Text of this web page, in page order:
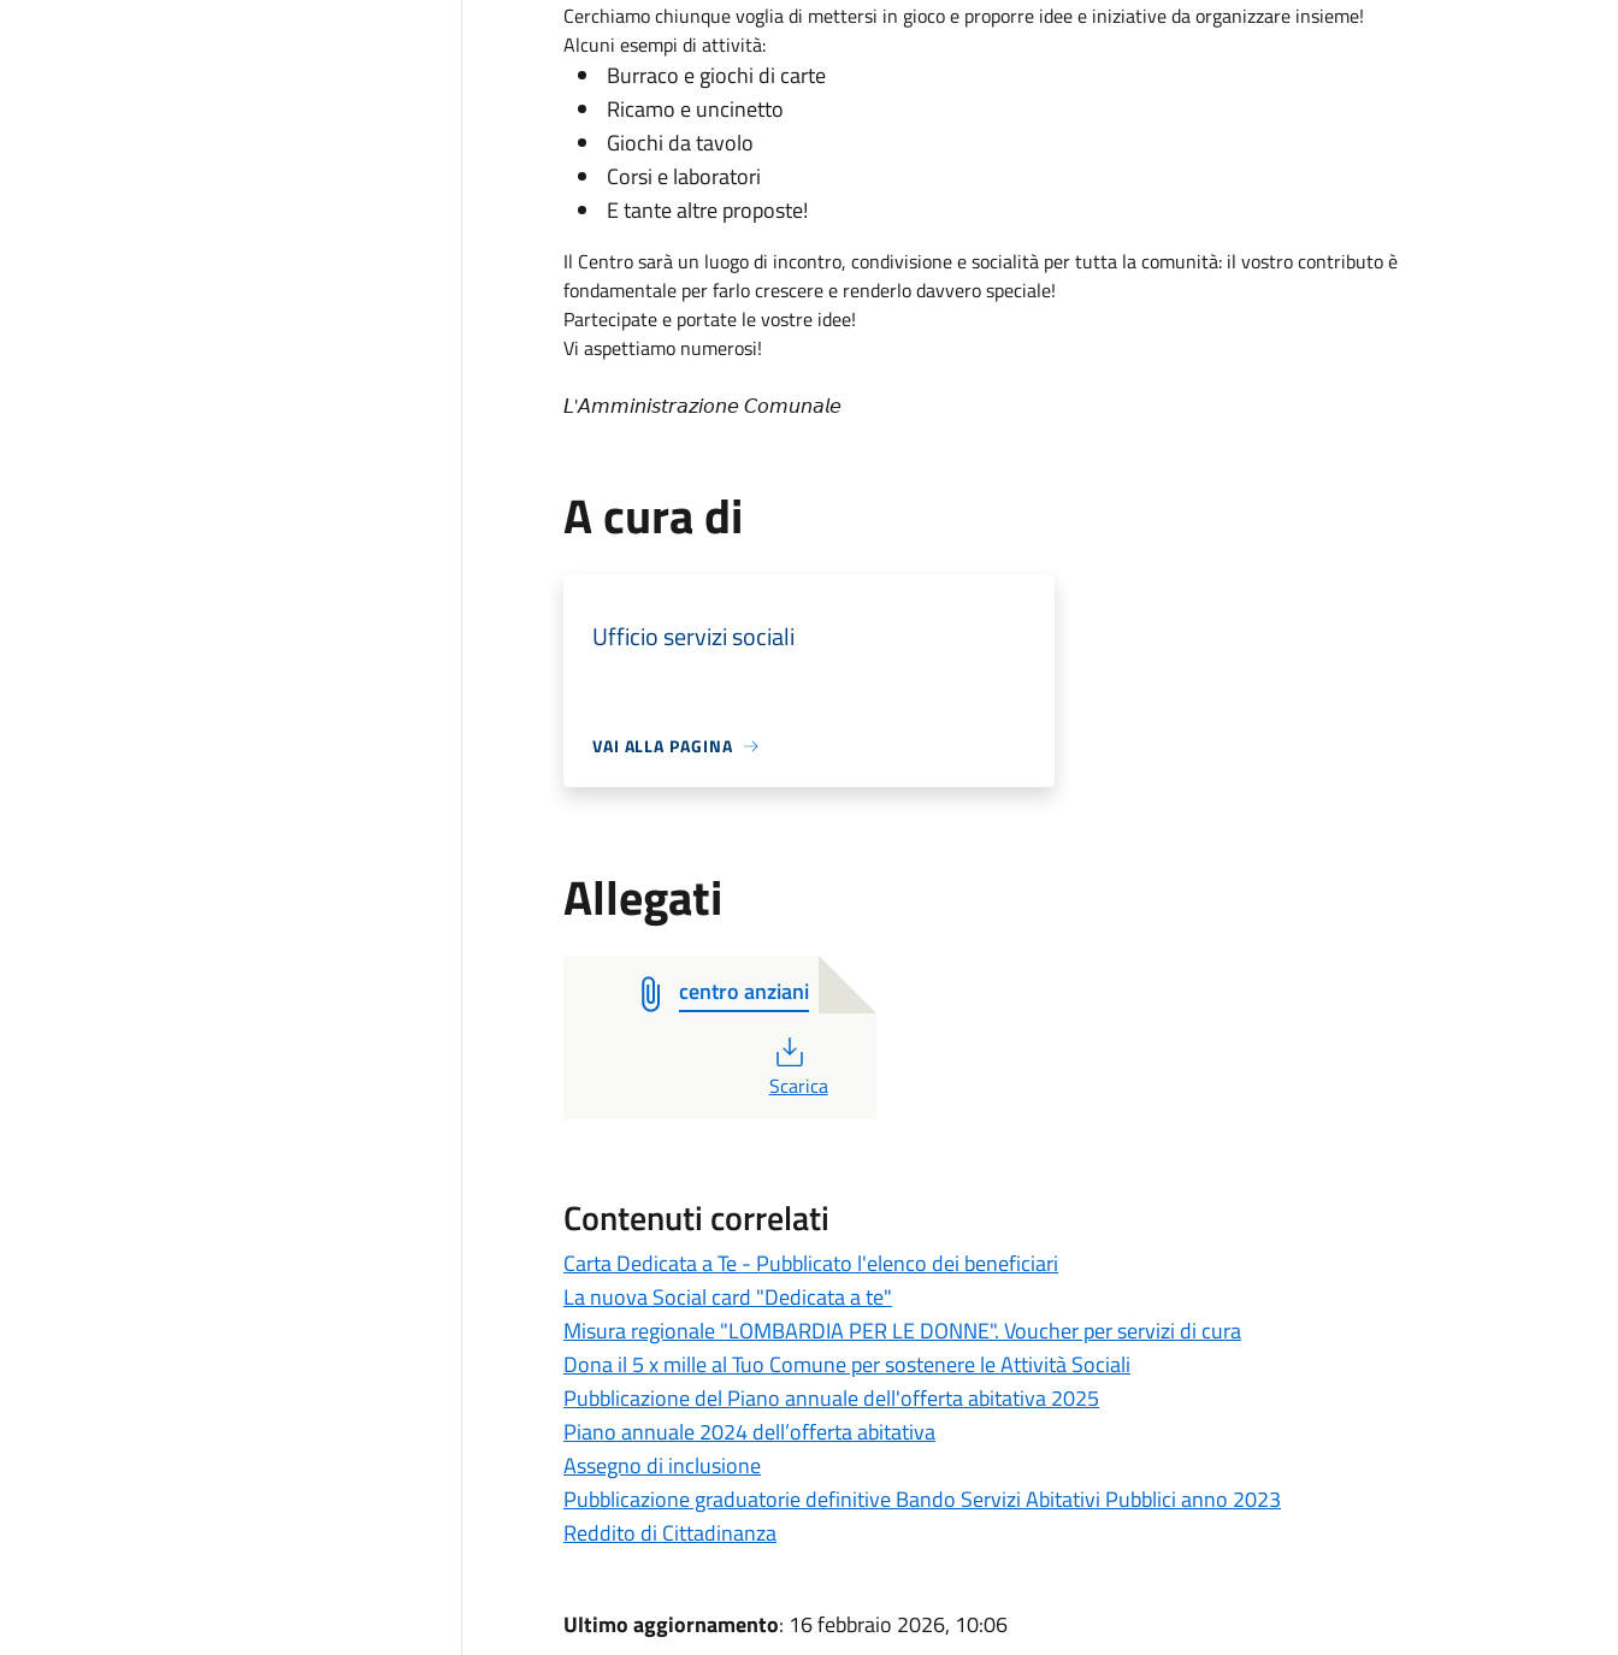
Cerchiamo chiunque voglia di mettersi in gioco e proporre idee e iniziative da organizzare insieme!
Alcuni esempi di attività:
Burraco e giochi di carte
Ricamo e uncinetto
Giochi da tavolo
Corsi e laboratori
E tante altre proposte!
Il Centro sarà un luogo di incontro, condivisione e socialità per tutta la comunità: il vostro contributo è
fondamentale per farlo crescere e renderlo davvero speciale!
Partecipate e portate le vostre idee!
Vi aspettiamo numerosi!
𝘓'𝘈𝘮𝘮𝘪𝘯𝘪𝘴𝘵𝘳𝘢𝘻𝘪𝘰𝘯𝘦 𝘊𝘰𝘮𝘶𝘯𝘢𝘭𝘦
A cura di
Ufficio servizi sociali
VAI ALLA PAGINA
Allegati
centro anziani
PDF
Scarica
Contenuti correlati
Carta Dedicata a Te - Pubblicato l'elenco dei beneficiari
La nuova Social card "Dedicata a te"
Misura regionale "LOMBARDIA PER LE DONNE". Voucher per servizi di cura
Dona il 5 x mille al Tuo Comune per sostenere le Attività Sociali
Pubblicazione del Piano annuale dell'offerta abitativa 2025
Piano annuale 2024 dell’offerta abitativa
Assegno di inclusione
Pubblicazione graduatorie definitive Bando Servizi Abitativi Pubblici anno 2023
Reddito di Cittadinanza
Ultimo aggiornamento: 16 febbraio 2026, 10:06